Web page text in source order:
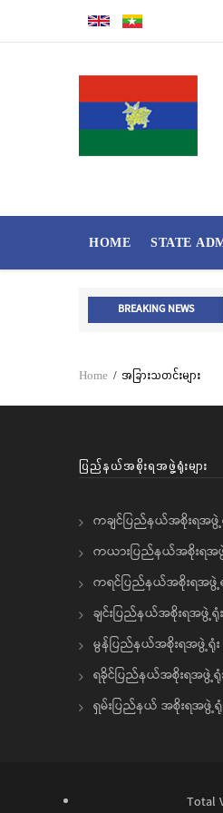
MAIN
HOME STATE
BREAKING NEWS
Breadcrumb
Home / အခြားသတင်းများ
ပြည်နယ်အစိုးရအဖွဲ့ရုံးများ
ကချင်ပြည်နယ်အစိုးရအဖွဲ့
ကယားပြည်နယ်အစိုးရအ
ကရင်ပြည်နယ်အစိုးရအဖွဲ့
ချင်းပြည်နယ်အစိုးရအဖွဲ့ရုံး
မွန်ပြည်နယ်အစိုးရအဖွဲ့ရုံး
ရခိုင်ပြည်နယ်အစိုးရအဖွဲ့ရုံ
ရှမ်းပြည်နယ် အစိုးရအဖွဲ့ရုံ
Total